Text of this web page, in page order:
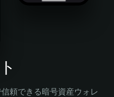
頼できる暗号資産ウォレ